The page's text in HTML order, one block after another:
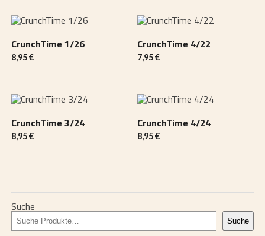
CrunchTime 1/26
8,95€
CrunchTime 4/22
7,95€
CrunchTime 3/24
8,95€
CrunchTime 4/24
8,95€
Suche
Suche